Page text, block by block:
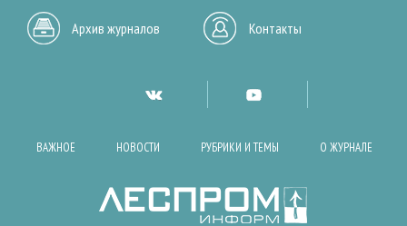
Архив журналов Контакты
ВАЖНОЕ НОВОСТИ РУБРИКИ И ТЕМЫ О ЖУРНАЛЕ